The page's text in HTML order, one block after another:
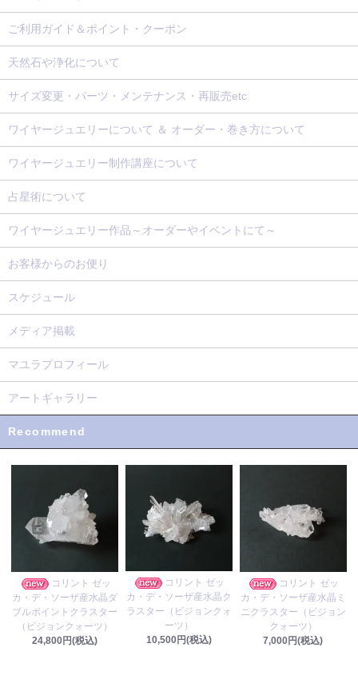
ご利用ガイド＆ポイント・クーポン
天然石や浄化について
サイズ変更・パーツ・メンテナンス・再販売etc
ワイヤージュエリーについて ＆ オーダー・巻き方について
ワイヤージュエリー制作講座について
占星術について
ワイヤージュエリー作品～オーダーやイベントにて～
お客様からのお便り
スケジュール
メディア掲載
マユラプロフィール
アートギャラリー
Recommend
コリント ゼッ
カ・デ・ソーザ産水晶ダ
ブルポイントクラスター
（ビジョンクォーツ）
24,800円(税込)
コリント ゼッ
カ・デ・ソーザ産水晶ク
ラスター（ビジョンクォ
ーツ）
10,500円(税込)
コリント ゼッ
カ・デ・ソーザ産水晶ミ
ニクラスター（ビジョン
クォーツ）
7,000円(税込)